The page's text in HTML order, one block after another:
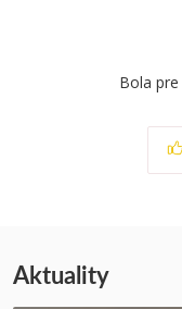
Bola
Aktuality